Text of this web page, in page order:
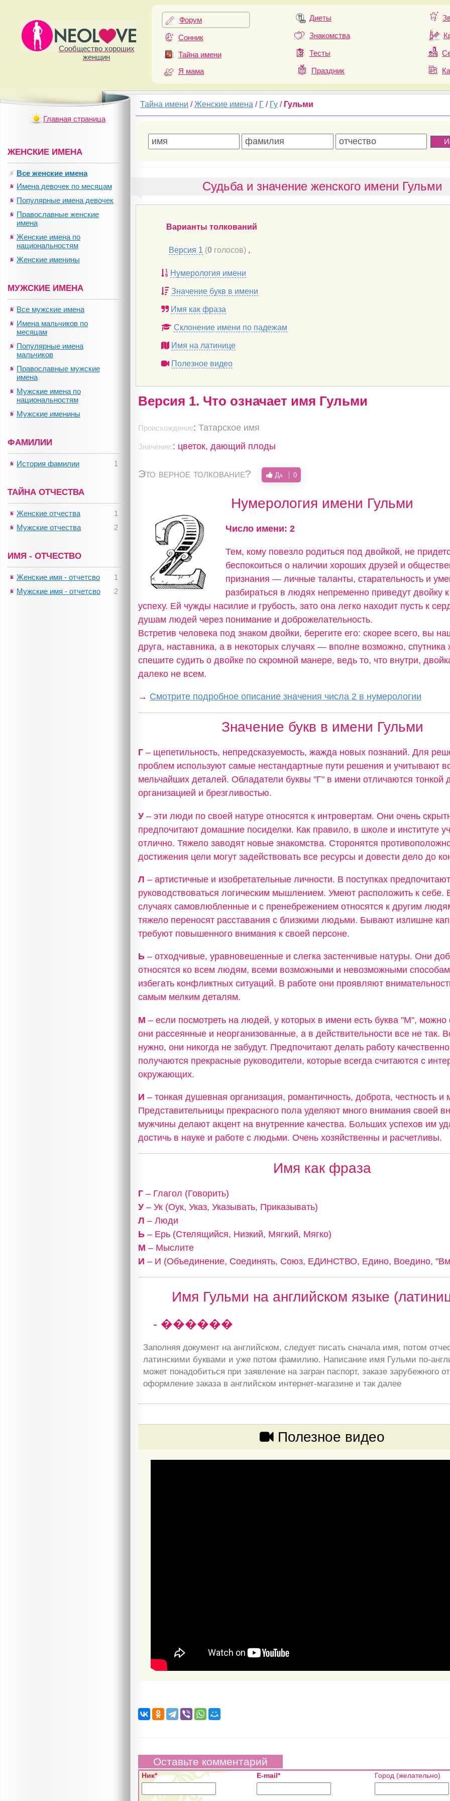
Сообщество хороших
женщин
Форум
Сонник
Тайна имени
Я мама
Диеты
Знакомства
Тесты
Праздник
Тайна имени / Женские имена / Г / Гу / Гульми
Судьба и значение женского имени Гульми
Варианты толкований
Версия 1 (0 голосов) ,
Нумерология имени
Значение букв в имени
Имя как фраза
Склонение имени по падежам
Имя на латинице
Полезное видео
Версия 1. Что означает имя Гульми
Происхождение:Татарское имя
Значение:: цветок, дающий плоды
Это верное толкование? Да 0
Нумерология имени Гульми
Число имени: 2
Тем, кому повезло родиться под двойкой, не
беспокоиться о наличии хороших друзей и
признания — личные таланты, старательность и
разбираться в людях непременно приведут двойку
успеху. Ей чужды насилие и грубость, зато она легко находит пусть к
душам людей через понимание и доброжелательность.
Встретив человека под знаком двойки, берегите его: скорее всего, вы
друга, наставника, а в некоторых случаях — вполне возможно, спутника
спешите судить о двойке по скромной манере, ведь то, что внутри,
далеко не всем.
→ Смотрите подробное описание значения числа 2 в нумерологии
Значение букв в имени Гульми
Г – щепетильность, непредсказуемость, жажда новых познаний. Для
проблем используют самые нестандартные пути решения и учитывают
мельчайших деталей. Обладатели буквы "Г" в имени отличаются тонкой
организацией и брезгливостью.
У– эти люди по своей натуре относятся к интровертам. Они очень
предпочитают домашние посиделки. Как правило, в школе и институте
отлично. Тяжело заводят новые знакомства. Сторонятся
достижения цели могут задействовать все ресурсы и довести дело до
Л – артистичные и изобретательные личности. В поступках предпочитают
руководствоваться логическим мышлением. Умеют расположить к себе.
случаях самовлюбленные и с пренебрежением относятся к другим
тяжело переносят расставания с близкими людьми. Бывают излишне
требуют повышенного внимания к своей персоне.
Ь – отходчивые, уравновешенные и слегка застенчивые натуры. Они
относятся ко всем людям, всеми возможными и невозможными
избегать конфликтных ситуаций. В работе они проявляют
самым мелким деталям.
М – если посмотреть на людей, у которых в имени есть буква "М", можно
они рассеянные и неорганизованные, а в действительности все не так.
нужно, они никогда не забудут. Предпочитают делать работу
получаются прекрасные руководители, которые всегда считаются с
окружающих.
И – тонкая душевная организация, романтичность, доброта, честность
Представительницы прекрасного пола уделяют много внимания своей
мужчины делают акцент на внутренние качества. Больших успехов им
достичь в науке и работе с людьми. Очень хозяйственны и расчетливы.
Имя как фраза
Г – Глагол (Говорить)
У– Ук (Оук, Указ, Указывать, Приказывать)
Л – Люди
Ь – Ерь (Стелящийся, Низкий, Мягкий, Мягко)
М – Мыслите
И – И (Объединение, Соединять, Союз, ЕДИНСТВО, Едино, Воедино,
Имя Гульми на английском языке
- ������
Заполняя документ на английском, следует писать сначала имя, потом
латинскими буквами и уже потом фамилию. Написание имя Гульми по-
может понадобиться при заявление на загран паспорт, заказе зарубежного
оформление заказа в английском интернет-магазине и так далее
Полезное видео
Оставьте комментарий
Ник* E-mail* Город (желательно)
Главная страница
ЖЕНСКИЕ ИМЕНА
Все женские имена
Имена девочек по месяцам
Популярные имена девочек
Православные женские
имена
Женские имена по
национальностям
Женские именины
МУЖСКИЕ ИМЕНА
Все мужские имена
Имена мальчиков по
месяцам
Популярные имена
мальчиков
Православные мужские
имена
Мужские имена по
национальностям
Мужские именины
ФАМИЛИИ
1
История фамилии
ТАЙНА ОТЧЕСТВА
1
Женские отчества
2
Мужские отчества
ИМЯ - ОТЧЕСТВО
1
Женские имя - отчетсво
2
Мужские имя - отчетсво